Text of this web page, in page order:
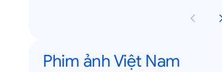
Phim ảnh Việt Nam